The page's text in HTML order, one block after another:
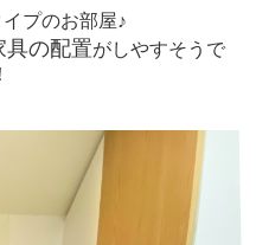
イプのお部屋♪
具の配置がしやすそうで